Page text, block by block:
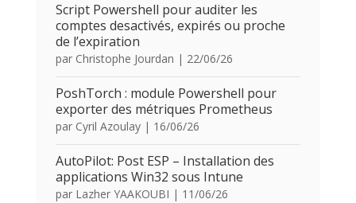
Script Powershell pour auditer les
comptes desactivés, expirés ou proche
de l’expiration
par Christophe Jourdan | 22/06/26
PoshTorch : module Powershell pour
exporter des métriques Prometheus
par Cyril Azoulay| 16/06/26
AutoPilot: Post ESP – Installation des
applications Win32 sous Intune
par Lazher YAAKOUBI | 11/06/26